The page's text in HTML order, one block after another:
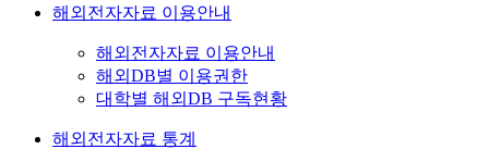
해외전자자료 이용안내
해외전자자료 이용안내
해외DB별 이용권한
대학별 해외DB 구독현황
해외전자자료 통계